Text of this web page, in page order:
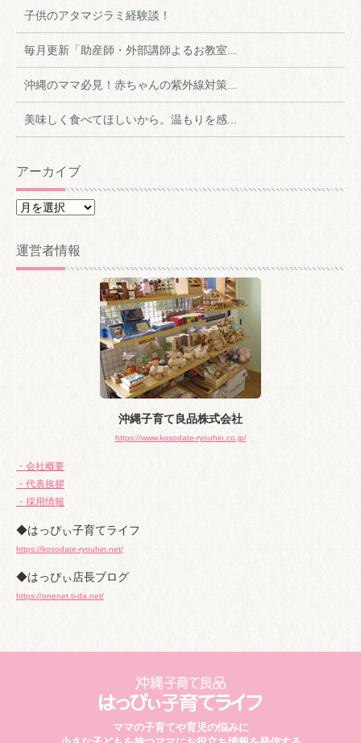
子供のアタマジラミ経験談！
毎月更新「助産師・外部講師よるお教室...
沖縄のママ必見！赤ちゃんの紫外線対策...
美味しく食べてほしいから。温もりを感...
アーカイブ
ア
カ
イ
運営者情報
沖縄子育て良品株式会社
https://www.kosodate-ryouhin.co.jp/
・会社概要
・代表挨拶
・採用情報
◆はっぴぃ子育てライフ
https://kosodate-ryouhin.net/
◆はっぴぃ店長ブログ
https://onenet.ti-da.net/
ママの子育てや育児の悩みに